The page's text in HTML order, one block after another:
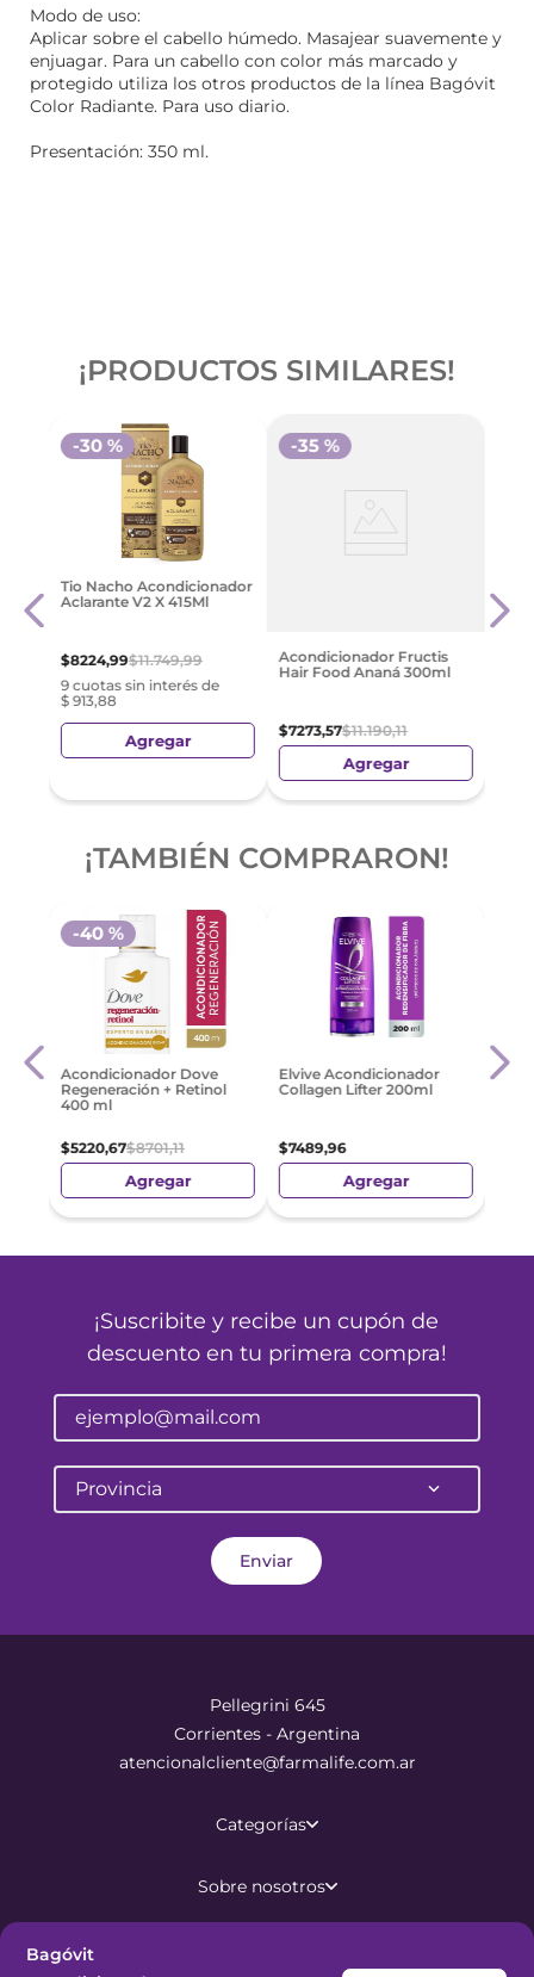
Modo de uso:
Aplicar sobre el cabello húmedo. Masajear suavemente y
enjuagar. Para un cabello con color más marcado y
protegido utiliza los otros productos de la línea Bagóvit
Color Radiante. Para uso diario.
Presentación: 350 ml.
Bagóvit
¡PRODUCTOS SIMILARES!
Tio Nacho Acondicionador
Aclarante V2 X 415Ml
$8224,99$11.749,99
9 cuotas sin interés de
$ 913,88
-30 %
Agregar
Acondicionador Fructis
Hair Food Ananá 300ml
$7273,57$11.190,11
-35 %
Agregar
¡TAMBIÉN COMPRARON!
Acondicionador Dove
Regeneración + Retinol
400 ml
$5220,67$8701,11
-40 %
Agregar
Elvive Acondicionador
Collagen Lifter 200ml
$7489,96
Agregar
¡Suscribite y recibe un cupón de
descuento en tu primera compra!
Provincia
Enviar
Pellegrini 645
Corrientes - Argentina
atencionalcliente@farmalife.com.ar
Categorías
Sobre nosotros